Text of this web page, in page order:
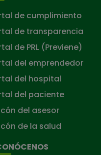
de cumplimiento
de transparencia
de PRL (Previene)
del emprendedor
del hospital
del paciente
del asesor
de la salud